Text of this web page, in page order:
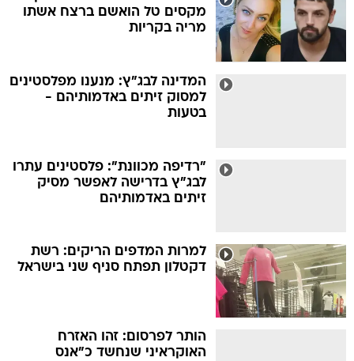
מקסים טל הואשם ברצח אשתו
מריה בקריות
המדינה לבג"ץ: מנענו מפלסטינים
למסוק זיתים באדמותיהם -
בטעות
"רדיפה מכוונת": פלסטינים עתרו
לבג"ץ בדרישה לאפשר מסיק
זיתים באדמותיהם
למרות המדפים הריקים: רשת
דקטלון תפתח סניף שני בישראל
הותר לפרסום: זהו האזרח
האוקראיני שנחשד כ"אנס